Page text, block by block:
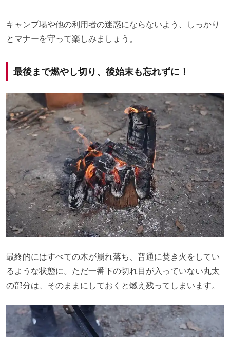
キャンプ場や他の利用者の迷惑にならないよう、しっかり
とマナーを守って楽しみましょう。
最後まで燃やし切り、後始末も忘れずに！
最終的にはすべての木が崩れ落ち、普通に焚き火をしてい
るような状態に。ただ一番下の切れ目が入っていない丸太
の部分は、そのままにしておくと燃え残ってしまいます。